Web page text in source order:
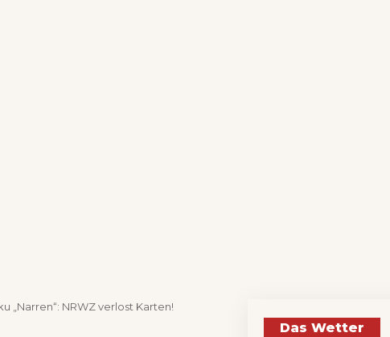
„Narren“: NRWZ verlost Karten!
Das Wetter